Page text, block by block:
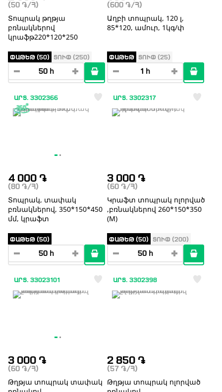
(50 ֏ /Հ)
Տոպրակ թղթյա
բռնակներով
կրաֆթ220*120*250
ՓԱԹԵԹ (50) ՏՈՒՓ (250)
(600 ֏ /Հ)
Աղբի տոպրակ, 120 լ,
85*120, ամուր, 1կգ/փ
ՓԱԹԵԹ ՏՈՒՓ (25)
ԱՐՏ. 3302366
4 000 ֏
(80 ֏ /Հ)
Տոպրակ, տափակ
բռնակներով, 350*150*450
մմ, կրաֆտ
ՓԱԹԵԹ (50)
ԱՐՏ. 3302317
3 000 ֏
(60 ֏ /Հ)
Կրաֆտ տոպրակ ոլորված
,բռնակներով 260*150*350
(M)
ՓԱԹԵԹ (50) ՏՈՒՓ (200)
ԱՐՏ. 33023101
3 000 ֏
(60 ֏ /Հ)
Թղթյա տոպրակ տափակ
ԱՐՏ. 3302398
2 850 ֏
(57 ֏ /Հ)
Թղթյա տոպրակ ոլորված